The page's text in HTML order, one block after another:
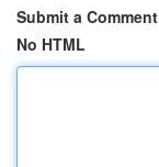
Submit a Comment
No HTML